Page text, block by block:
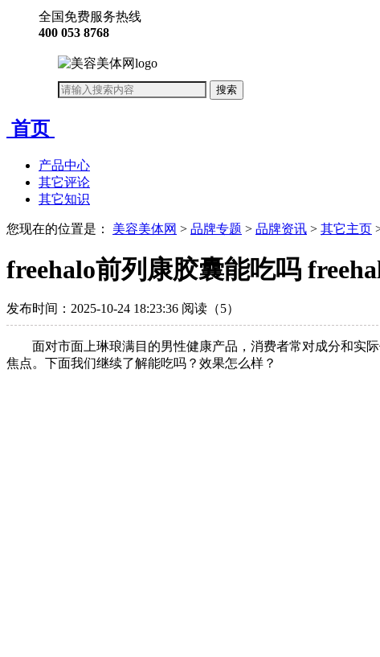
全国免费服务热线
400 053 8768
首页
产品中心
其它评论
其它知识
您现在的位置是： 美容美体网 > 品牌专题 > 品牌资讯 > 其它主页
freehalo前列康胶囊能吃吗
发布时间：2025-10-24 18:23:36 阅读（5）
面对市面上琳琅满目的男性健康产品，消费者常对成分和实
焦点。下面我们继续了解能吃吗？效果怎么样？